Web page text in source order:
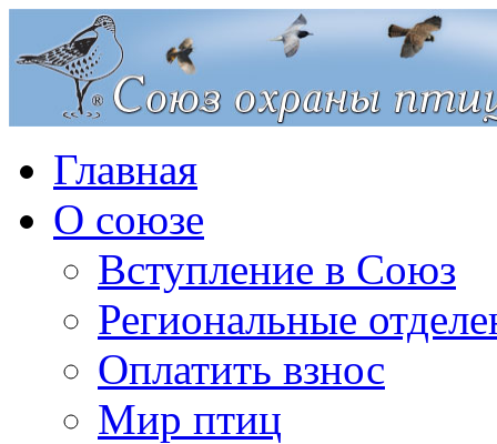
Главная
О союзе
Вступление в Союз
Региональные
Оплатить взнос
Мир птиц